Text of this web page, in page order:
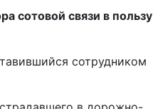
сотовой связи в пользу
сотрудником